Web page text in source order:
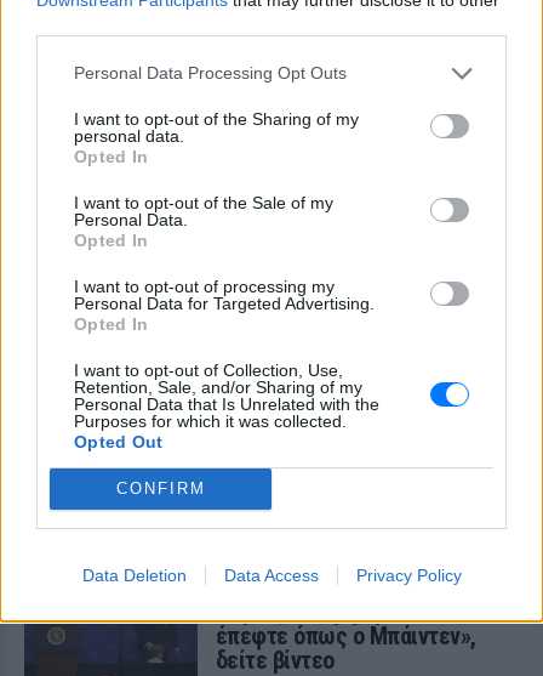
Personal Data Processing Opt Outs
I want to opt-out of the Sharing of my
personal data.
Opted In
I want to opt-out of the Sale of my
Personal Data.
Opted In
I want to opt-out of processing my
Personal Data for Targeted Advertising.
Opted In
I want to opt-out of Collection, Use,
Retention, Sale, and/or Sharing of my
Personal Data that Is Unrelated with the
Purposes for which it was collected.
Opted Out
CONFIRM
Data Deletion Data Access Privacy Policy
ΔΕΙΤΕ ΕΠΙΣΗΣ
ΣΤΗΝ ΙΔΙΑ ΚΑΤΗΓΟΡΙΑ
Ο Τραμπ έτρεξε πίσω από
μικρό αγόρι σε σκηνή στο Λας
έπεφτε όπως ο Μπάιντεν»,
δείτε βίντεο